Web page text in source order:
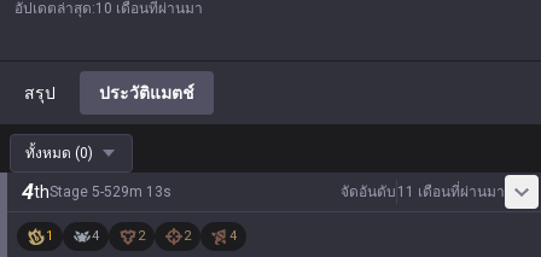
อัปเดตล่าสุด:10 เดือนที่ผ่านมา
สรุป ประวัติแมตช์
ทั้งหมด (0)
4thStage 5-529m 13s จัดอันดับ 11 เดือนที่ผ่านมา
1 4 2 2 4